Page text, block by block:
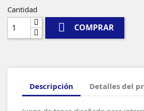
Cantidad
 COMPRAR
Descripción Detalles del